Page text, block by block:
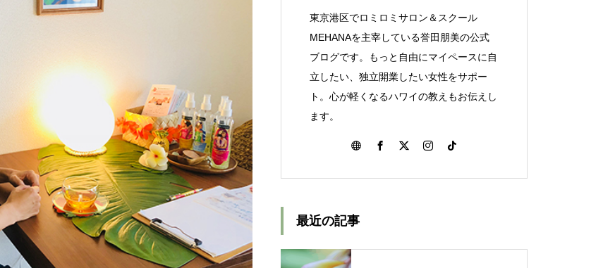
みんな癒しを求めている
Spread ALOHA！アロハを広げ
よう
9周年ありがとうございます！
ロミロミスクールにご興味がある
ハワイ伝統マッサージのロミロミ
とは？
東京港区でロミロミサロン＆スクール
MEHANAを主宰している誉田朋美の公式
ブログです。もっと自由にマイペースに自
立したい、独立開業したい女性をサポー
ト。心が軽くなるハワイの教えもお伝えし
ます。
最近の記事